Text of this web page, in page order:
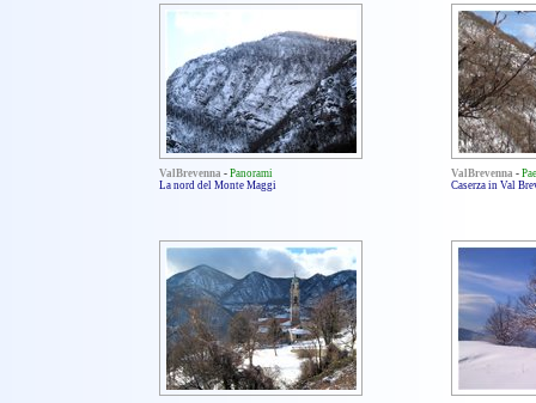
ValBrevenna - Panorami
La nord del Monte Maggi
ValBrevenna -
Caserza in Val